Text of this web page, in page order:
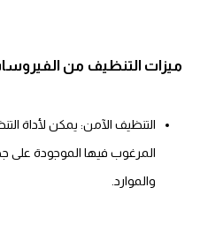
ميزات التنظيف من
التنظيف الآمن: يمكن لأداة
المرغوب فيها الموجودة على
والموارد.